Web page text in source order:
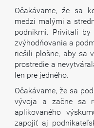
Očakávame, že sa
medzi malými a
podnikmi. Privítali by
zvýhodňovania a
riešili plošne, aby sa
prostredie a
len pre jedného.
Očakávame, že sa
vývoja a začne sa
aplikovaného
zapojiť aj